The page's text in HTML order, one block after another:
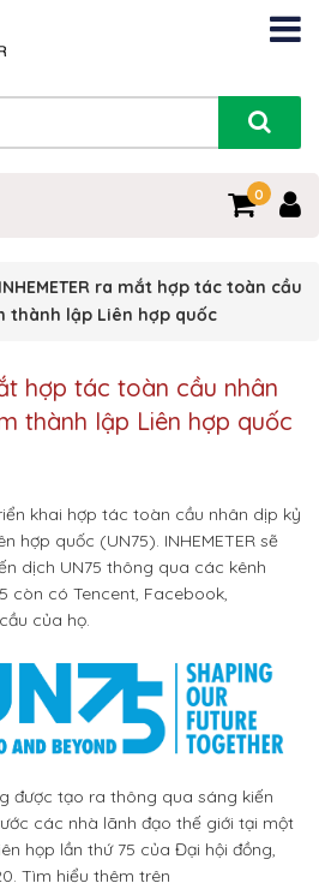
0
INHEMETER ra mắt hợp tác toàn cầu
thành lập Liên hợp quốc
hợp tác toàn cầu nhân
thành lập Liên hợp quốc
khai hợp tác toàn cầu nhân dịp kỷ
hợp quốc (UN75). INHEMETER sẽ
dịch UN75 thông qua các kênh
còn có Tencent, Facebook,
của họ.
được tạo ra thông qua sáng kiến
các nhà lãnh đạo thế giới tại một
họp lần thứ 75 của Đại hội đồng,
Tìm hiểu thêm trên